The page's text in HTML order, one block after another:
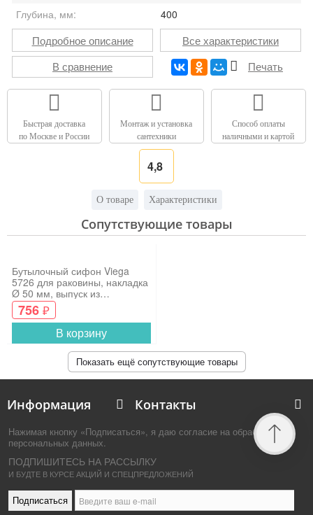
Глубина, мм:
400
Подробное описание
Все характеристики
В сравнение
Печать
Быстрая доставка
по Москве и России
Монтаж и установка
сантехники
Способ оплаты
наличными и картой
4,8
О товаре Характеристики
Сопутствующие товары
Бутылочный сифон Viega
5726 для раковины, накладка
Ø 50 мм, выпуск из
нержавеющей стали, пробка,
1¼-32
756 ₽
В корзину
Показать ещё сопутствующие товары
Информация Контакты
Нажимая кнопку «Подписаться», я даю согласие на обработку
персональных данных.
ПОДПИШИТЕСЬ НА РАССЫЛКУ
И БУДТЕ В КУРСЕ АКЦИЙ И СПЕЦПРЕДЛОЖЕНИЙ
Подписаться